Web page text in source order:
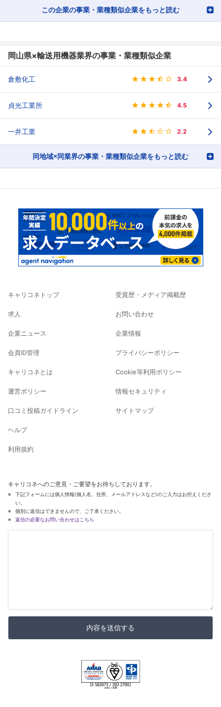
この企業の事業・業種類似企業をもっと読む
岡山県×輸送用機器業界の事業・業種類似企業
倉敷化工 3.4
貞光工業所 4.5
一井工業 2.2
同地域×同業界の事業・業種類似企業をもっと読む
キャリコネトップ
求人
企業ニュース
会員ID管理
キャリコネとは
運営ポリシー
口コミ投稿ガイドライン
ヘルプ
利用規約
受賞歴・メディア掲載歴
お問い合わせ
企業情報
プライバシーポリシー
Cookie等利用ポリシー
情報セキュリティ
サイトマップ
キャリコネへのご意見・ご要望をお待ちしております。
下記フォームには個人情報(個人名、住所、メールアドレスなど)のご入力はお控えくださ
い。
個別に返信はできませんので、ご了承ください。
返信の必要なお問い合わせはこちら
内容を送信する